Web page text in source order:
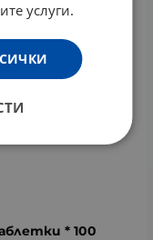
* 100
услуги.